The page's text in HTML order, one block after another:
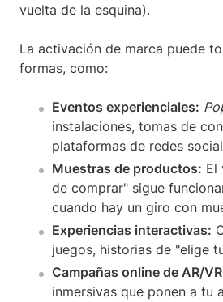
vuelta de la esquina).
La activación de marca puede
formas, como:
Eventos experienciales:
instalaciones, tomas de
plataformas de redes
Muestras de productos: El
de comprar" sigue
cuando hay un giro con
Experiencias interactivas:
juegos, historias de "elige
Campañas online de AR/
inmersivas que ponen a tu